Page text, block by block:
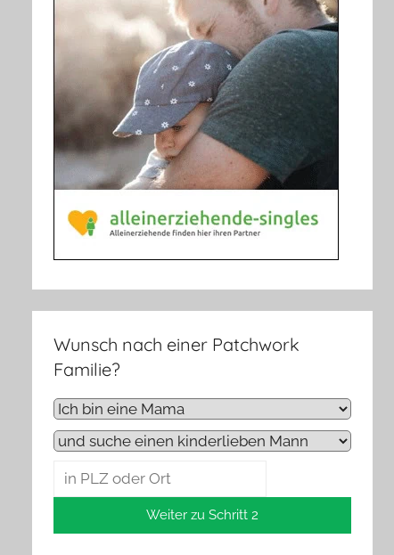
Wunsch nach einer Patchwork
Familie?